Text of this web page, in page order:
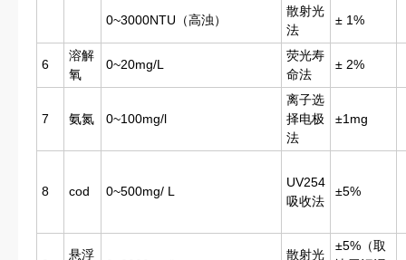
0~3000NTU（高浊）
散射光
法
± 1%
6
溶解
氧
0~20mg/L
荧光寿
命法
± 2%
7 氨氮 0~100mg/l
离子选
择电极
法
±1mg
8 cod 0~500mg/ L
UV254
吸收法
±5%
悬浮
散射光
±5%（取